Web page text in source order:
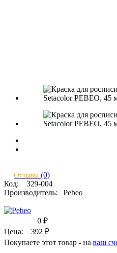
Отзывы (0)
Код: 329-004
Производитель: Pebeo
0 ₽
Цена: 392 ₽
Покупаете этот товар - на ваш